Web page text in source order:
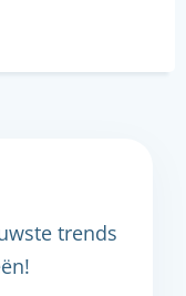
trends